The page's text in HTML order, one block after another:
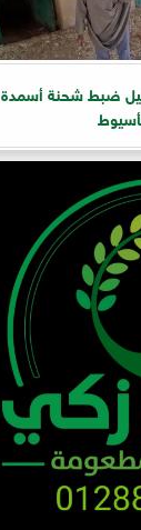
ضبط شحنة أسمدة